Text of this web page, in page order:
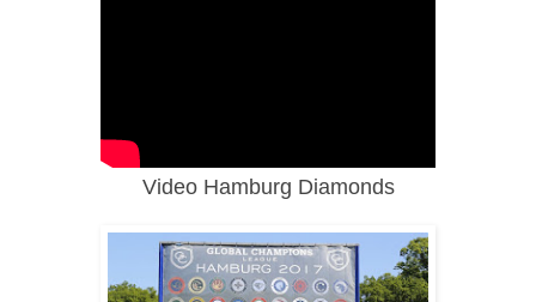
Video Hamburg Diamonds